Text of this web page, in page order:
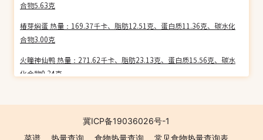
合物5.63克
椿芽焖蛋 热量：169.37千卡、脂肪12.51克、蛋白质11.36克、碳水化
合物3.00克
火瞳神仙鸭 热量：271.62千卡、脂肪23.13克、蛋白质15.56克、碳水
化合物0.34克
物6.12克
焖煎豆腐 热量：192.21千卡、脂肪15.86克、蛋白质5.24克、碳水化合
冀ICP备19036026号-1